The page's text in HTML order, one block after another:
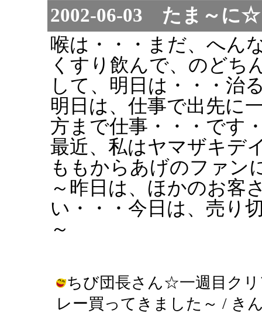
2002-06-03 たま～に
喉は・・・まだ、へん
くすり飲んで、のどち
して、明日は・・・治
明日は、仕事で出先に
方まで仕事・・・です
最近、私はヤマザキデ
ももからあげのファン
～昨日は、ほかのお客
い・・・今日は、売り
～
ちび団長さん☆一週目ク
レー買ってきました～ / き